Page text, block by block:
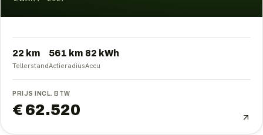
22 km
Tellerstand
561 km
Actieradius
82 kWh
Accu
PRIJS INCL. BTW
€ 62.520